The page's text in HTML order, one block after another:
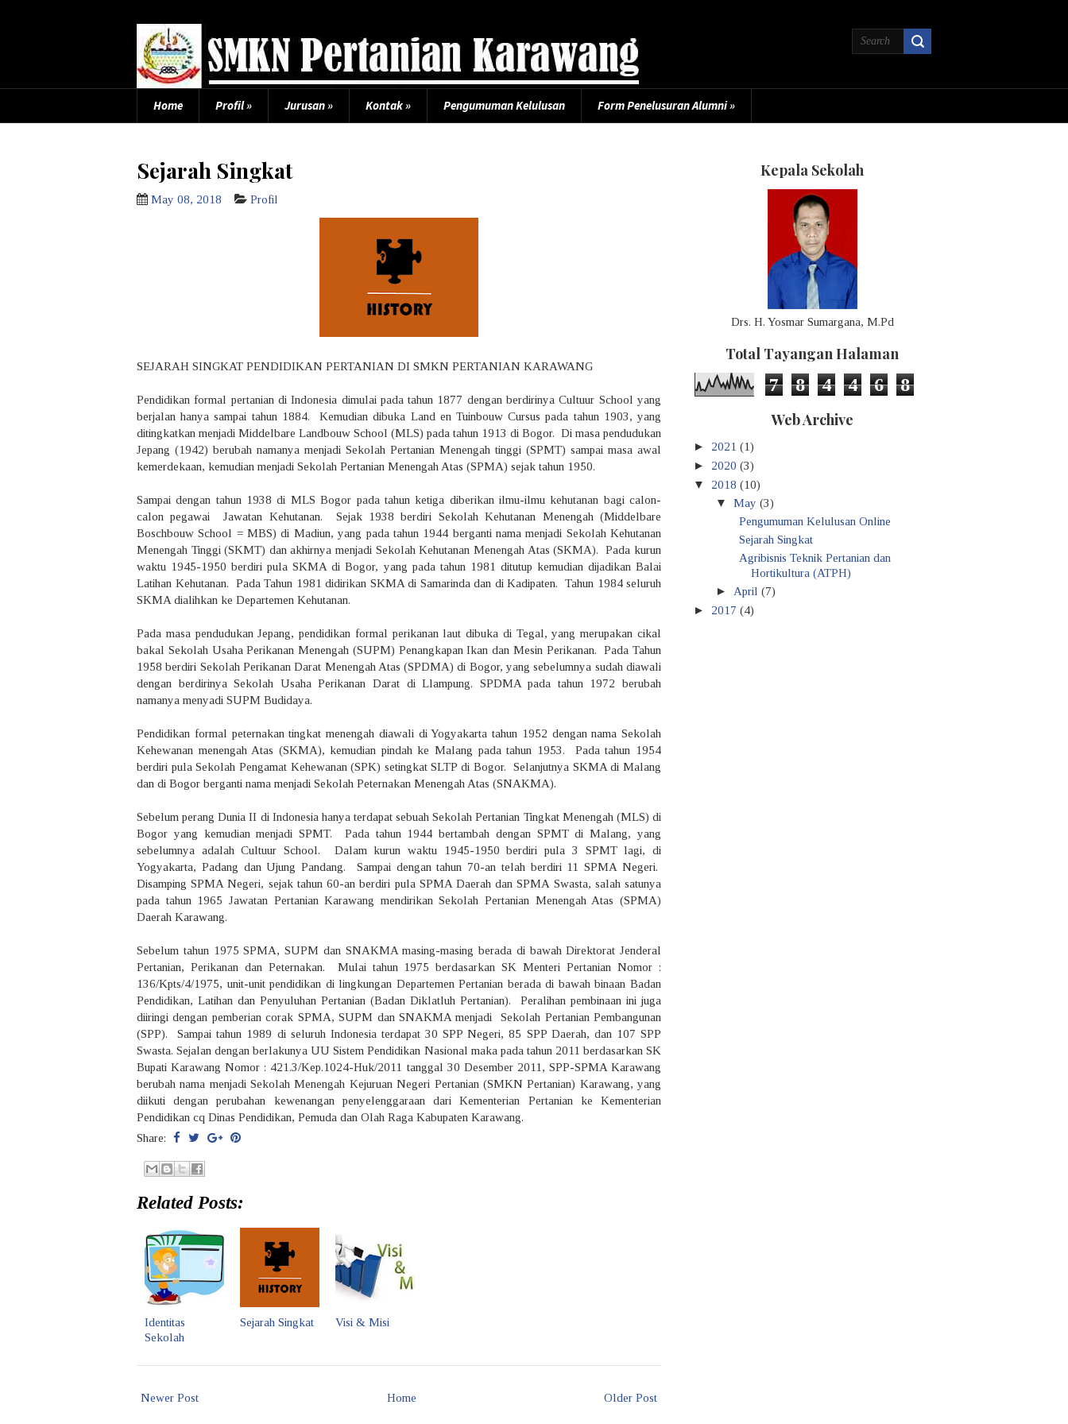
Home Profil» Jurusan» Kontak» Pengumuman Kelulusan Form Penelusuran Alumni»
Sejarah Singkat
May 08, 2018 Profil
SEJARAH SINGKAT PENDIDIKAN PERTANIAN DI SMKN PERTANIAN KARAWANG
Pendidikan formal pertanian di Indonesia dimulai pada tahun 1877 dengan berdirinya Cultuur School yang
berjalan hanya sampai tahun 1884. Kemudian dibuka Land en Tuinbouw Cursus pada tahun 1903, yang
ditingkatkan menjadi Middelbare Landbouw School (MLS) pada tahun 1913 di Bogor. Di masa pendudukan
Jepang (1942) berubah namanya menjadi Sekolah Pertanian Menengah tinggi (SPMT) sampai masa awal
kemerdekaan, kemudian menjadi Sekolah Pertanian Menengah Atas (SPMA) sejak tahun 1950.
Sampai dengan tahun 1938 di MLS Bogor pada tahun ketiga diberikan ilmu-ilmu kehutanan bagi calon-
calon pegawai Jawatan Kehutanan. Sejak 1938 berdiri Sekolah Kehutanan Menengah (Middelbare
Boschbouw School = MBS) di Madiun, yang pada tahun 1944 berganti nama menjadi Sekolah Kehutanan
Menengah Tinggi (SKMT) dan akhirnya menjadi Sekolah Kehutanan Menengah Atas (SKMA). Pada kurun
waktu 1945-1950 berdiri pula SKMA di Bogor, yang pada tahun 1981 ditutup kemudian dijadikan Balai
Latihan Kehutanan. Pada Tahun 1981 didirikan SKMA di Samarinda dan di Kadipaten. Tahun 1984 seluruh
SKMA dialihkan ke Departemen Kehutanan.
Pada masa pendudukan Jepang, pendidikan formal perikanan laut dibuka di Tegal, yang merupakan cikal
bakal Sekolah Usaha Perikanan Menengah (SUPM) Penangkapan Ikan dan Mesin Perikanan. Pada Tahun
1958 berdiri Sekolah Perikanan Darat Menengah Atas (SPDMA) di Bogor, yang sebelumnya sudah diawali
dengan berdirinya Sekolah Usaha Perikanan Darat di Llampung. SPDMA pada tahun 1972 berubah
namanya menyadi SUPM Budidaya.
Pendidikan formal peternakan tingkat menengah diawali di Yogyakarta tahun 1952 dengan nama Sekolah
Kehewanan menengah Atas (SKMA), kemudian pindah ke Malang pada tahun 1953. Pada tahun 1954
berdiri pula Sekolah Pengamat Kehewanan (SPK) setingkat SLTP di Bogor. Selanjutnya SKMA di Malang
dan di Bogor berganti nama menjadi Sekolah Peternakan Menengah Atas (SNAKMA).
Sebelum perang Dunia II di Indonesia hanya terdapat sebuah Sekolah Pertanian Tingkat Menengah (MLS) di
Bogor yang kemudian menjadi SPMT. Pada tahun 1944 bertambah dengan SPMT di Malang, yang
sebelumnya adalah Cultuur School. Dalam kurun waktu 1945-1950 berdiri pula 3 SPMT lagi, di
Yogyakarta, Padang dan Ujung Pandang. Sampai dengan tahun 70-an telah berdiri 11 SPMA Negeri.
Disamping SPMA Negeri, sejak tahun 60-an berdiri pula SPMA Daerah dan SPMA Swasta, salah satunya
pada tahun 1965 Jawatan Pertanian Karawang mendirikan Sekolah Pertanian Menengah Atas (SPMA)
Daerah Karawang.
Sebelum tahun 1975 SPMA, SUPM dan SNAKMA masing-masing berada di bawah Direktorat Jenderal
Pertanian, Perikanan dan Peternakan. Mulai tahun 1975 berdasarkan SK Menteri Pertanian Nomor :
136/Kpts/4/1975, unit-unit pendidikan di lingkungan Departemen Pertanian berada di bawah binaan Badan
Pendidikan, Latihan dan Penyuluhan Pertanian (Badan Diklatluh Pertanian). Peralihan pembinaan ini juga
diiringi dengan pemberian corak SPMA, SUPM dan SNAKMA menjadi Sekolah Pertanian Pembangunan
(SPP). Sampai tahun 1989 di seluruh Indonesia terdapat 30 SPP Negeri, 85 SPP Daerah, dan 107 SPP
Swasta. Sejalan dengan berlakunya UU Sistem Pendidikan Nasional maka pada tahun 2011 berdasarkan SK
Bupati Karawang Nomor : 421.3/Kep.1024-Huk/2011 tanggal 30 Desember 2011, SPP-SPMA Karawang
berubah nama menjadi Sekolah Menengah Kejuruan Negeri Pertanian (SMKN Pertanian) Karawang, yang
diikuti dengan perubahan kewenangan penyelenggaraan dari Kementerian Pertanian ke Kementerian
Pendidikan cq Dinas Pendidikan, Pemuda dan Olah Raga Kabupaten Karawang.
Share:
Related Posts:
Identitas
Sekolah
Sejarah Singkat Visi & Misi
Newer Post Older Post
Home
Kepala Sekolah
Drs. H. Yosmar Sumargana, M.Pd
Total Tayangan Halaman
7 8 4 4 6 8
Web Archive
► 2021 (1)
► 2020 (3)
▼ 2018 (10)
▼ May (3)
Pengumuman Kelulusan Online
Sejarah Singkat
Agribisnis Teknik Pertanian dan
Hortikultura (ATPH)
► April (7)
► 2017 (4)